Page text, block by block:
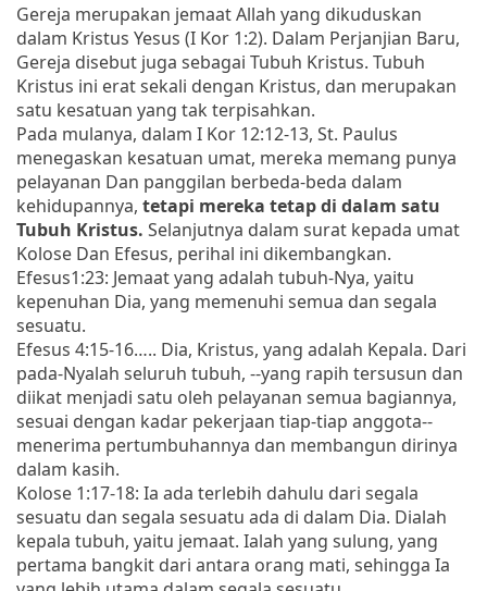
Gereja merupakan jemaat Allah yang dikuduskan
dalam Kristus Yesus (I Kor 1:2). Dalam Perjanjian Baru,
Gereja disebut juga sebagai Tubuh Kristus. Tubuh
Kristus ini erat sekali dengan Kristus, dan merupakan
satu kesatuan yang tak terpisahkan.
Pada mulanya, dalam I Kor 12:12-13, St. Paulus
menegaskan kesatuan umat, mereka memang punya
pelayanan Dan panggilan berbeda-beda dalam
kehidupannya, tetapi mereka tetap di dalam satu
Tubuh Kristus. Selanjutnya dalam surat kepada umat
Kolose Dan Efesus, perihal ini dikembangkan.
Efesus1:23: Jemaat yang adalah tubuh-Nya, yaitu
kepenuhan Dia, yang memenuhi semua dan segala
sesuatu.
Efesus 4:15-16….. Dia, Kristus, yang adalah Kepala. Dari
pada-Nyalah seluruh tubuh, --yang rapih tersusun dan
diikat menjadi satu oleh pelayanan semua bagiannya,
sesuai dengan kadar pekerjaan tiap-tiap anggota--
menerima pertumbuhannya dan membangun dirinya
dalam kasih.
Kolose 1:17-18: Ia ada terlebih dahulu dari segala
sesuatu dan segala sesuatu ada di dalam Dia. Dialah
kepala tubuh, yaitu jemaat. Ialah yang sulung, yang
pertama bangkit dari antara orang mati, sehingga Ia